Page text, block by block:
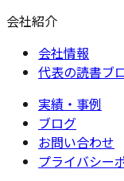
会社紹介
会社情報
代表の読書ブ
実績・事例
ブログ
お問い合わせ
プライバシー